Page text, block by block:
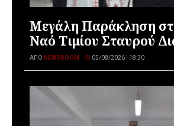
Μεγάλη Παράκληση
Ναό Τιμίου Σταυρού
ΑΠΌ NEWSROOM 05/08/2026 | 18:30